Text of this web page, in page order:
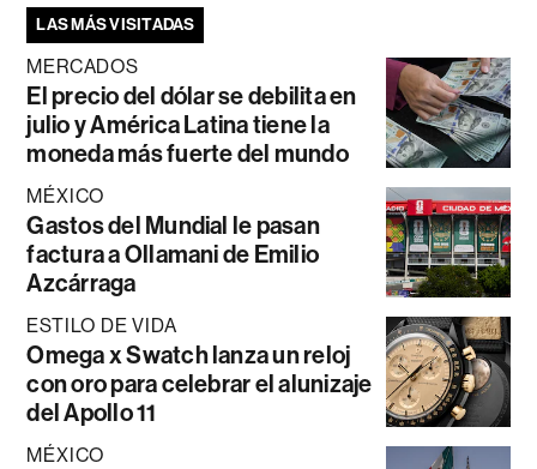
LAS MÁS VISITADAS
MERCADOS
El precio del dólar se debilita en
julio y América Latina tiene la
moneda más fuerte del mundo
MÉXICO
Gastos del Mundial le pasan
factura a Ollamani de Emilio
Azcárraga
ESTILO DE VIDA
Omega x Swatch lanza un reloj
con oro para celebrar el alunizaje
del Apollo 11
MÉXICO